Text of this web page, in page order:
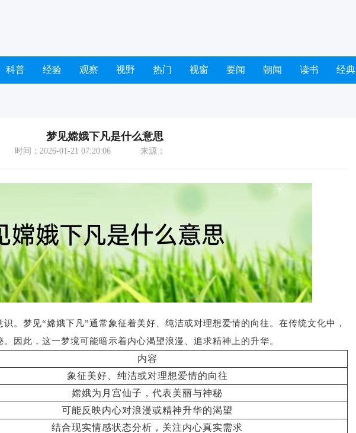
科普 经验 观察 视野 热门 视窗 要闻 朝闻 读书 经典
梦见嫦娥下凡是什么意思
时间：2026-01-21 07:20:06 来源：
。梦见“嫦娥下凡”通常象征着美好、纯洁或对理想爱情的向往。在传统文化中，
因此，这一梦境可能暗示着内心渴望浪漫、追求精神上的升华。
内容
象征美好、纯洁或对理想爱情的向往
嫦娥为月宫仙子，代表美丽与神秘
可能反映内心对浪漫或精神升华的渴望
结合现实情感状态分析，关注内心真实需求